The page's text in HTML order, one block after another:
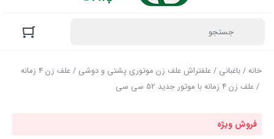
خانه/باغبانی /علفتراش علف زن موتوری پشتی و دوشی /علف زن 4 زمانه
/ علف زن 4 زمانه با موتور جدید 52 سی سی
فروش ویژه